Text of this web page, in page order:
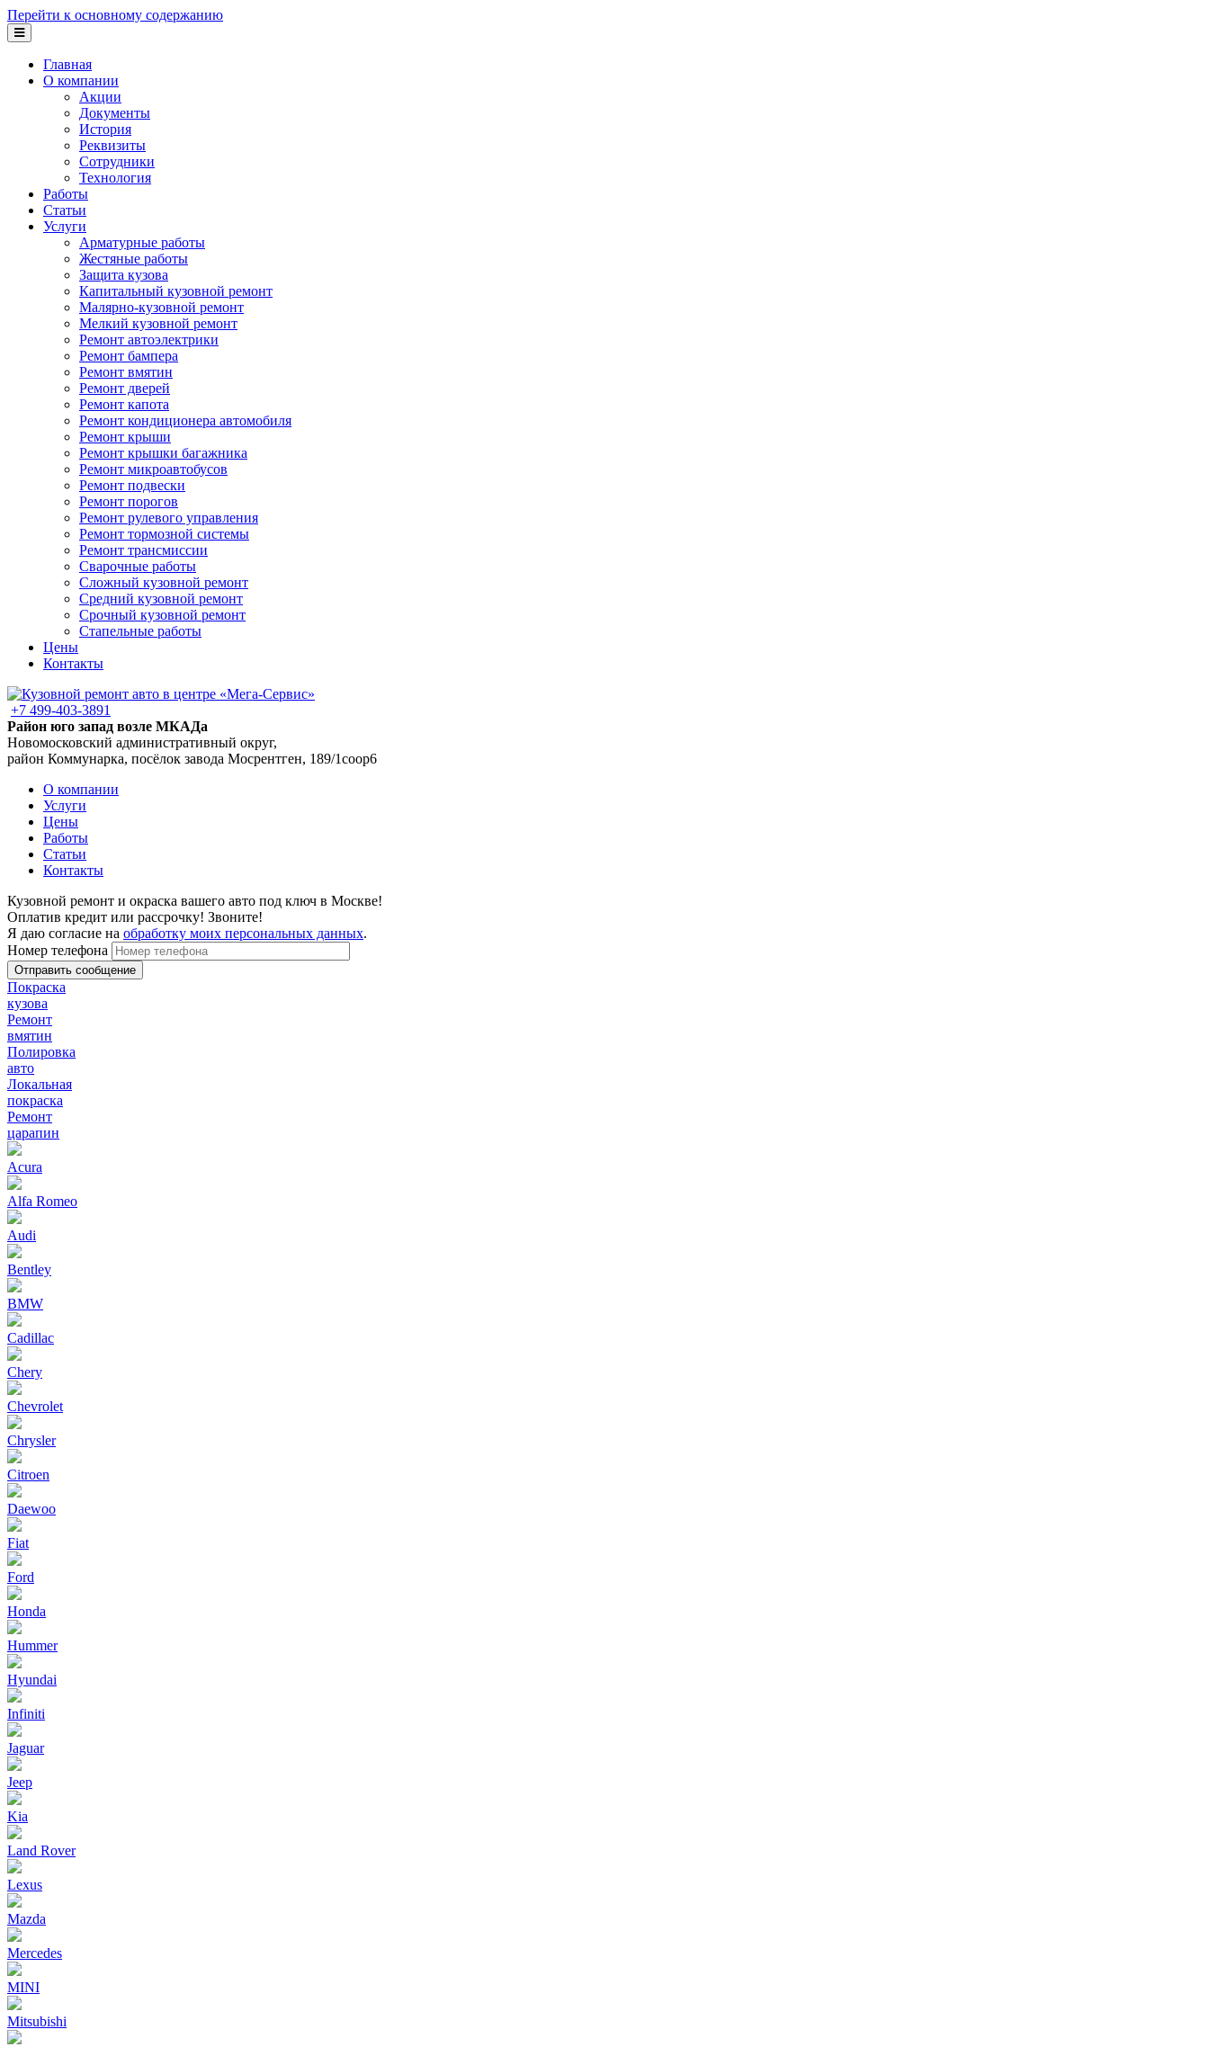
Перейти к основному содержанию
Главная
О компании
Акции
Документы
История
Реквизиты
Сотрудники
Технология
Работы
Статьи
Услуги
Арматурные работы
Жестяные работы
Защита кузова
Капитальный кузовной ремонт
Малярно-кузовной ремонт
Мелкий кузовной ремонт
Ремонт автоэлектрики
Ремонт бампера
Ремонт вмятин
Ремонт дверей
Ремонт капота
Ремонт кондиционера автомобиля
Ремонт крыши
Ремонт крышки багажника
Ремонт микроавтобусов
Ремонт подвески
Ремонт порогов
Ремонт рулевого управления
Ремонт тормозной системы
Ремонт трансмиссии
Сварочные работы
Сложный кузовной ремонт
Средний кузовной ремонт
Срочный кузовной ремонт
Стапельные работы
Цены
Контакты
+7 499-403-3891
Район юго запад возле МКАДа
Новомосковский административный округ,
район Коммунарка, посёлок завода Мосрентген, 189/1соор6
О компании
Услуги
Цены
Работы
Статьи
Контакты
Кузовной ремонт и окраска вашего авто под ключ в Москве!
Оплатив кредит или рассрочку! Звоните!
Я даю согласие на обработку моих персональных данных.
Номер телефона
Покраска
кузова
Ремонт
вмятин
Полировка
авто
Локальная
покраска
Ремонт
царапин
Acura
Alfa Romeo
Audi
Bentley
BMW
Cadillac
Chery
Chevrolet
Chrysler
Citroen
Daewoo
Fiat
Ford
Honda
Hummer
Hyundai
Infiniti
Jaguar
Jeep
Kia
Land Rover
Lexus
Mazda
Mercedes
MINI
Mitsubishi